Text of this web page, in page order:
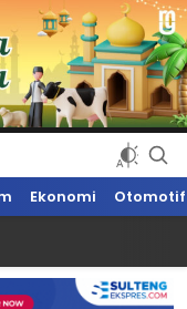
Suaranya Rakyat
Ekonomi Otomotif